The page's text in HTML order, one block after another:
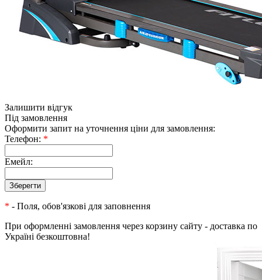
Залишити відгук
Під замовлення
Оформити запит на уточнення ціни для замовлення:
Телефон: *
Емейл:
* - Поля, обов'язкові для заповнення
При оформленні замовлення через корзину сайту - доставка по
Україні безкоштовна!